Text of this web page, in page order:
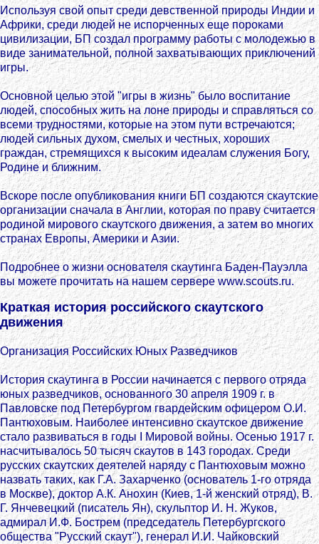
Используя свой опыт среди девственной природы Индии и
Африки, среди людей не испорченных еще пороками
цивилизации, БП создал программу работы с молодежью в
виде занимательной, полной захватывающих приключений
игры.
Основной целью этой "игры в жизнь" было воспитание
людей, способных жить на лоне природы и справляться со
всеми трудностями, которые на этом пути встречаются;
людей сильных духом, смелых и честных, хороших
граждан, стремящихся к высоким идеалам служения Богу,
Родине и ближним.
Вскоре после опубликования книги БП создаются скаутские
организации сначала в Англии, которая по праву считается
родиной мирового скаутского движения, а затем во многих
странах Европы, Америки и Азии.
Подробнее о жизни основателя скаутинга Баден-Пауэлла
вы можете прочитатьна нашем сервере www.scouts.ru.
Краткая история российского скаутского
движения
Организация Российских Юных Разведчиков
История скаутинга в России начинается с первого отряда
юных разведчиков, основанного 30 апреля 1909 г. в
Павловске под Петербургом гвардейским офицером О.И.
Пантюховым. Наиболее интенсивно скаутское движение
стало развиваться в годы I Мировой войны. Осенью 1917 г.
насчитывалось 50 тысяч скаутов в 143 городах. Среди
русских скаутских деятелей наряду с Пантюховым можно
назвать таких, как Г.А. Захарченко (основатель 1-го отряда
в Москве), доктор А.К. Анохин (Киев, 1-й женский отряд), В.
Г. Янчевецкий (писатель Ян), скульптор И. Н. Жуков,
адмирал И.Ф. Бострем (председатель Петербургского
общества "Русский скаут"), генерал И.И. Чайковский